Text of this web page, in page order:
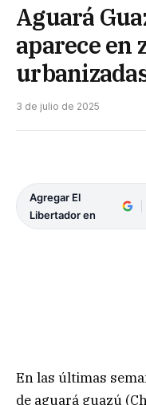
Aguará
aparece en
3 de julio de 2025
Agregar El
Libertador en
En las últimas
de aguará guazú